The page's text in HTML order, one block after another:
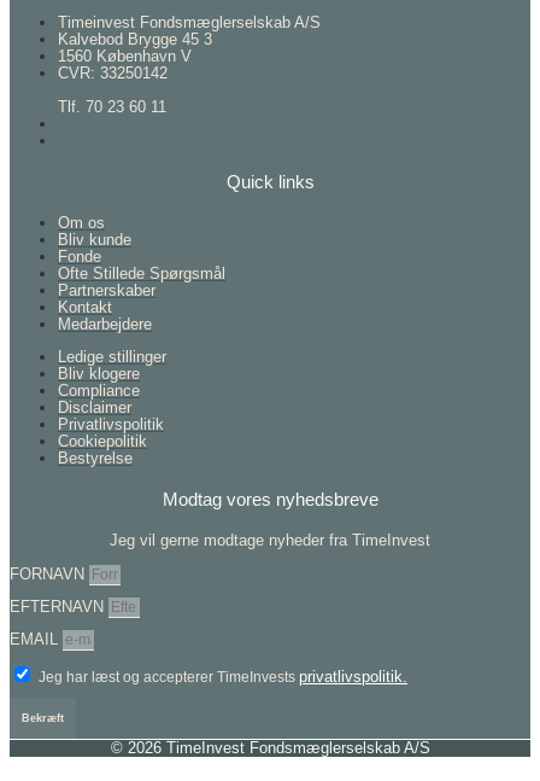
Timeinvest Fondsmæglerselskab A/S
Kalvebod Brygge 45 3
1560 København V
CVR: 33250142
Tlf. 70 23 60 11
Quick links
Om os
Bliv kunde
Fonde
Ofte Stillede Spørgsmål
Partnerskaber
Kontakt
Medarbejdere
Ledige stillinger
Bliv klogere
Compliance
Disclaimer
Privatlivspolitik
Cookiepolitik
Bestyrelse
Modtag vores nyhedsbreve
Jeg vil gerne modtage nyheder fra TimeInvest
FORNAVN
EFTERNAVN
EMAIL
Jeg har læst og accepterer TimeInvests privatlivspolitik.
Bekræft
© 2026 TimeInvest Fondsmæglerselskab A/S